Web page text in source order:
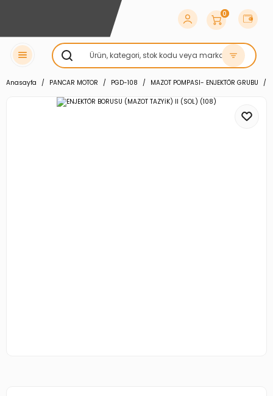
0
Anasayfa PANCAR MOTOR PGD-108 MAZOT POMPASI- ENJEKTÖR GRUBU